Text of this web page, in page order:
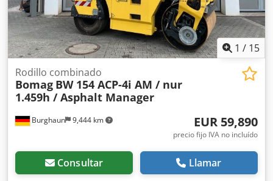
1 / 15
Burghaun 9,444 km
Rodillo combinado
Bomag BW 154 ACP-4i AM / nur
1.459h / Asphalt Manager
EUR 59,890
precio fijo IVA no incluído
Consultar Llamar